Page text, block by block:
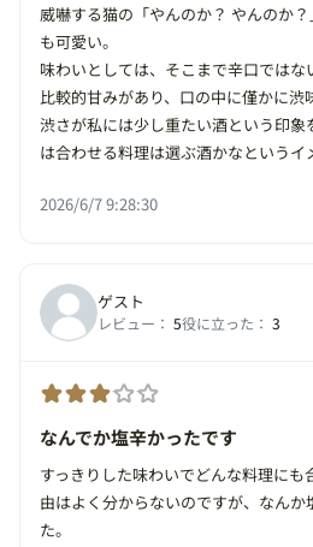
威嚇する猫の「やんのか？ やんのか
も可愛い。
味わいとしては、そこまで辛口ではな
比較的甘みがあり、口の中に僅かに
渋さが私には少し重たい酒という印
は合わせる料理は選ぶ酒かなというイ
2026/6/7 9:28:30
ゲスト
レビュー： 5役に立った： 3
なんでか塩辛かったです
すっきりした味わいでどんな料理に
由はよく分からないのですが、なん
た。